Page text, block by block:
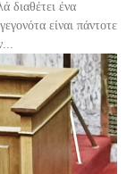
διαθέτει ένα
είναι πάντοτε